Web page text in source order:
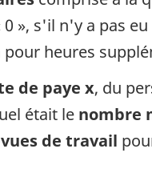
0 », s'il n'y a pas eu
heures
de paye x, du
était le nombre
de travail